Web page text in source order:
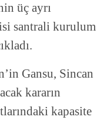
üç ayrı
santrali kurulum
Gansu, Sincan
kararın
kapasite